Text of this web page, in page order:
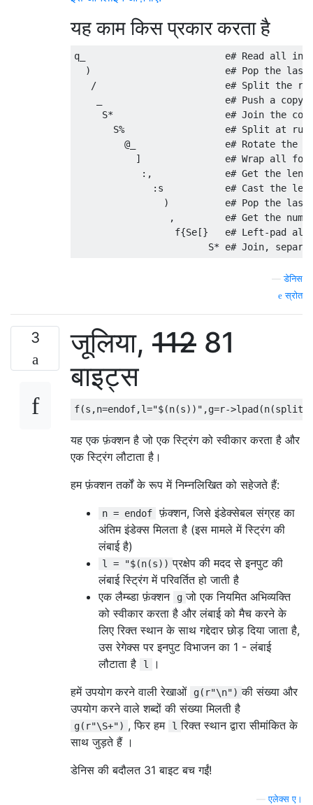
यह काम किस प्रकार करता है
q_                         e# Read all input
)                        e# Pop the
/                       e# Split the
    _                      e# Push a copy.
S*                    e# Join the
S%                  e# Split at
@_                e# Rotate the
]               e# Wrap all
:,             e# Get the
:s           e# Cast the
)          e# Pop the
,         e# Get the
f{Se[}   e# Left-pad
—डेनिस
स्रोत
3 जूलिया, 112 81
बाइट्स
f(s ,n=endof,l="$(n(s))" ,g=r->lpad (n(split
यह एक फ़ंक्शन है जो एक स्ट्रिंग को स्वीकार करता है और
एक स्ट्रिंग लौटाता है।
हम फ़ंक्शन तर्कों के रूप में निम्नलिखित को सहेजते हैं:
n = endof फ़ंक्शन, जिसे इंडेक्सेबल संग्रह का
अंतिम इंडेक्स मिलता है (इस मामले में स्ट्रिंग की
लंबाई है)
l = "$(n(s)) प्रक्षेप की मदद से इनपुट की
लंबाई स्ट्रिंग में परिवर्तित हो जाती है
एक लैम्ब्डा फ़ंक्शन
g जो एक नियमित अभिव्यक्ति
को स्वीकार करता है और लंबाई को मैच करने के
लिए रिक्त स्थान के साथ गद्देदार छोड़ दिया जाता है,
उस रेगेक्स पर इनपुट विभाजन का 1 - लंबाई
लौटाता है
l
।
हमें उपयोग करने वाली रेखाओं
g(r"\n") की संख्या और
उपयोग करने वाले शब्दों की संख्या मिलती है
g(r"\S+") , फिर हम l रिक्त स्थान द्वारा सीमांकित के
साथ जुड़ते हैं ।
डेनिस की बदौलत 31 बाइट बच गईं!
—एलेक्स ए।